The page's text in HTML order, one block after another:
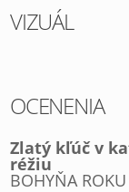
VIZUÁL
OCENENIA
Zlatý kľúč v
réžiu
BOHYŇA